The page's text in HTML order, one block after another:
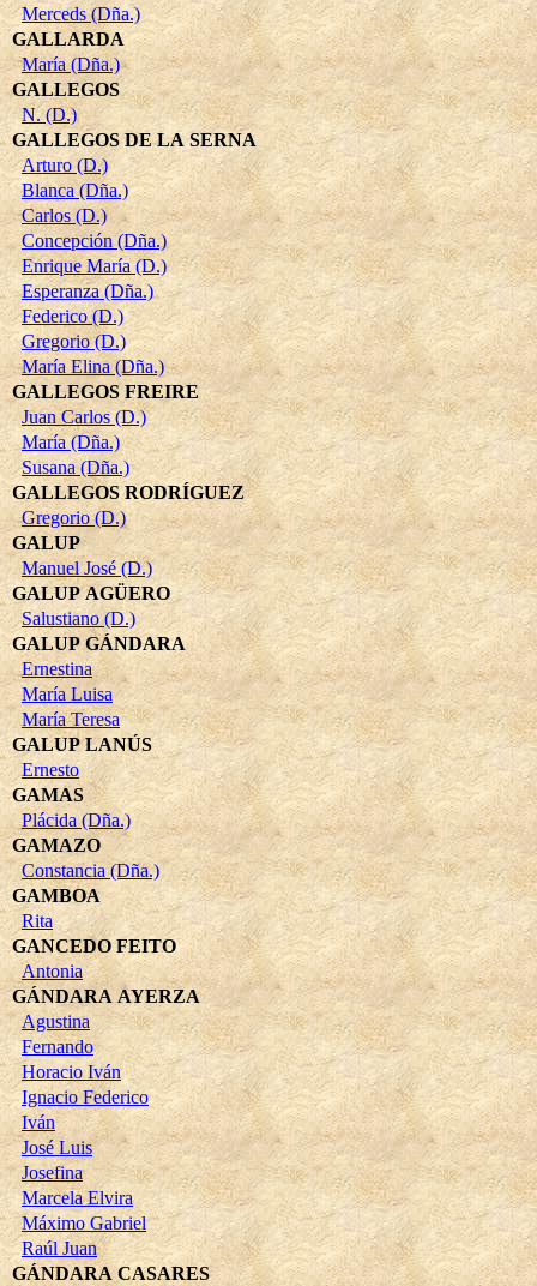
Merceds (Dña.)
GALLARDA
María (Dña.)
GALLEGOS
N. (D.)
GALLEGOS DE LA SERNA
Arturo (D.)
Blanca (Dña.)
Carlos (D.)
Concepción (Dña.)
Enrique María (D.)
Esperanza (Dña.)
Federico (D.)
Gregorio (D.)
María Elina (Dña.)
GALLEGOS FREIRE
Juan Carlos (D.)
María (Dña.)
Susana (Dña.)
GALLEGOS RODRÍGUEZ
Gregorio (D.)
GALUP
Manuel José (D.)
GALUP AGÜERO
Salustiano (D.)
GALUP GÁNDARA
Ernestina
María Luisa
María Teresa
GALUP LANÚS
Ernesto
GAMAS
Plácida (Dña.)
GAMAZO
Constancia (Dña.)
GAMBOA
Rita
GANCEDO FEITO
Antonia
GÁNDARA AYERZA
Agustina
Fernando
Horacio Iván
Ignacio Federico
Iván
José Luis
Josefina
Marcela Elvira
Máximo Gabriel
Raúl Juan
GÁNDARA CASARES